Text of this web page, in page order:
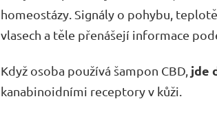
homeostázy. Signály o pohybu,
vlasech a těle přenášejí informace
Když osoba používá šampon CBD, jde
kanabinoidními receptory v kůži.